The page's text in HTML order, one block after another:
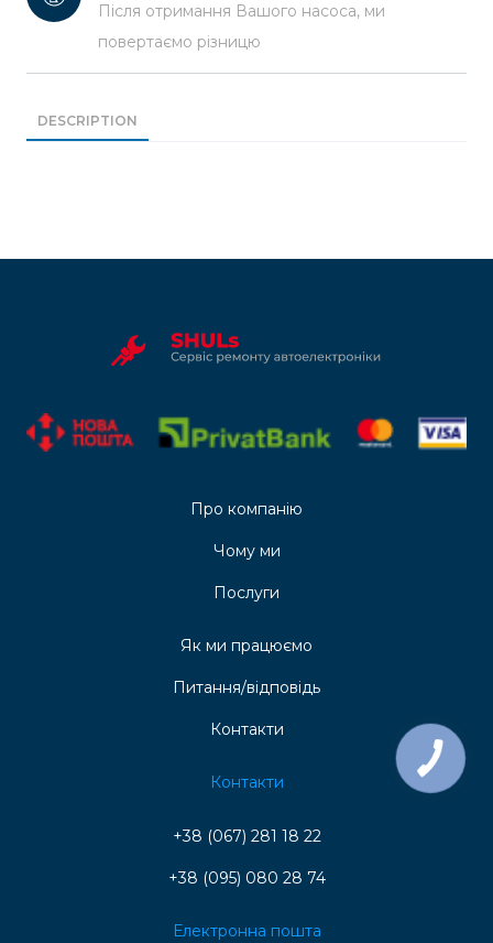
Після отримання Вашого насоса, ми
повертаємо різницю
DESCRIPTION
Про компанію
Чому ми
Послуги
Як ми працюємо
Питання/відповідь
Контакти
Контакти
+38 (067) 281 18 22
+38 (095) 080 28 74
Електронна пошта